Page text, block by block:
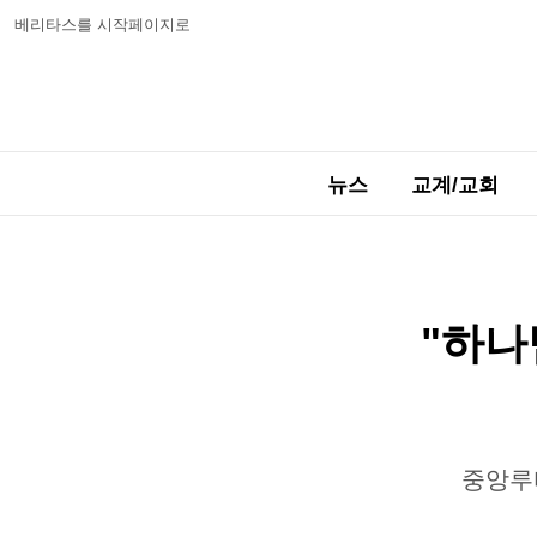
베리타스를 시작페이지로
뉴스 교계/교회
"하나
중앙